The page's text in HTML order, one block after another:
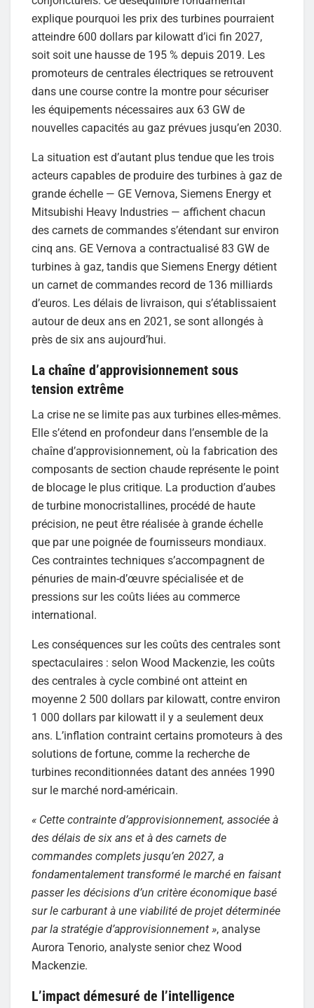
explique pourquoi les prix des turbines pourraient
atteindre 600 dollars par kilowatt d’ici fin 2027,
soit soit une hausse de 195 % depuis 2019. Les
promoteurs de centrales électriques se retrouvent
dans une course contre la montre pour sécuriser
les équipements nécessaires aux 63 GW de
nouvelles capacités au gaz prévues jusqu’en 2030.
La situation est d’autant plus tendue que les trois
acteurs capables de produire des turbines à gaz de
grande échelle — GE Vernova, Siemens Energy et
Mitsubishi Heavy Industries — affichent chacun
des carnets de commandes s’étendant sur environ
cinq ans. GE Vernova a contractualisé 83 GW de
turbines à gaz, tandis que Siemens Energy détient
un carnet de commandes record de 136 milliards
d’euros. Les délais de livraison, qui s’établissaient
autour de deux ans en 2021, se sont allongés à
près de six ans aujourd’hui.
La chaîne d’approvisionnement sous
tension extrême
La crise ne se limite pas aux turbines elles-mêmes.
Elle s’étend en profondeur dans l’ensemble de la
chaîne d’approvisionnement, où la fabrication des
composants de section chaude représente le point
de blocage le plus critique. La production d’aubes
de turbine monocristallines, procédé de haute
précision, ne peut être réalisée à grande échelle
que par une poignée de fournisseurs mondiaux.
Ces contraintes techniques s’accompagnent de
pénuries de main-d’œuvre spécialisée et de
pressions sur les coûts liées au commerce
international.
Les conséquences sur les coûts des centrales sont
spectaculaires : selon Wood Mackenzie, les coûts
des centrales à cycle combiné ont atteint en
moyenne 2 500 dollars par kilowatt, contre environ
1 000 dollars par kilowatt il y a seulement deux
ans. L’inflation contraint certains promoteurs à des
solutions de fortune, comme la recherche de
turbines reconditionnées datant des années 1990
sur le marché nord-américain.
« Cette contrainte d’approvisionnement, associée à
des délais de six ans et à des carnets de
commandes complets jusqu’en 2027, a
fondamentalement transformé le marché en faisant
passer les décisions d’un critère économique basé
sur le carburant à une viabilité de projet déterminée
par la stratégie d’approvisionnement », analyse
Aurora Tenorio, analyste senior chez Wood
Mackenzie.
L’impact démesuré de l’intelligence